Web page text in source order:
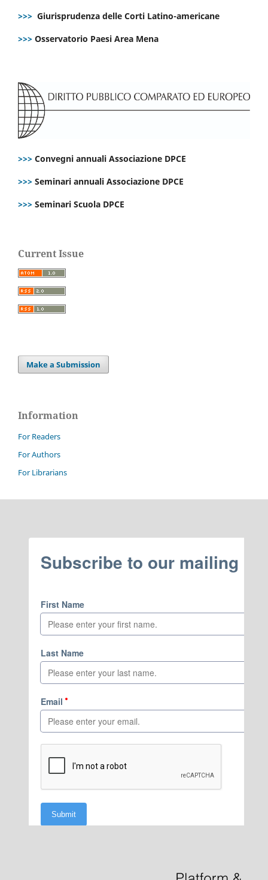
>>> Giurisprudenza delle Corti Latino-americane
>>> Osservatorio Paesi Area Mena
>>> Convegni annuali Associazione DPCE
>>> Seminari annuali Associazione DPCE
>>> Seminari Scuola DPCE
Current Issue
Make a Submission
Information
For Readers
For Authors
For Librarians